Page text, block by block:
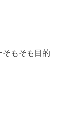
そもそも目的